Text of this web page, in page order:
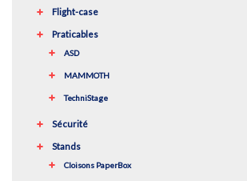
Flight-case
Praticables
ASD
MAMMOTH
TechniStage
Sécurité
Stands
Cloisons PaperBox